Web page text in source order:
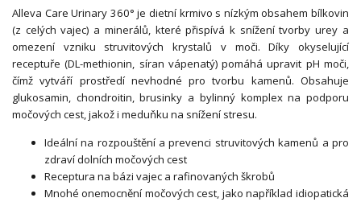
Alleva Care Urinary 360° je dietní krmivo s nízkým obsahem bílkovin
(z celých vajec) a minerálů, které přispívá k snížení tvorby urey a
omezení vzniku struvitových krystalů v moči. Díky okyselující
receptuře (DL-methionin, síran vápenatý) pomáhá upravit pH moči,
čímž vytváří prostředí nevhodné pro tvorbu kamenů. Obsahuje
glukosamin, chondroitin, brusinky a bylinný komplex na podporu
močových cest, jakož i meduňku na snížení stresu.
Ideální na rozpouštění a prevenci struvitových kamenů a pro
zdraví dolních močových cest
Receptura na bázi vajec a rafinovaných škrobů
Mnohé onemocnění močových cest, jako například idiopatická